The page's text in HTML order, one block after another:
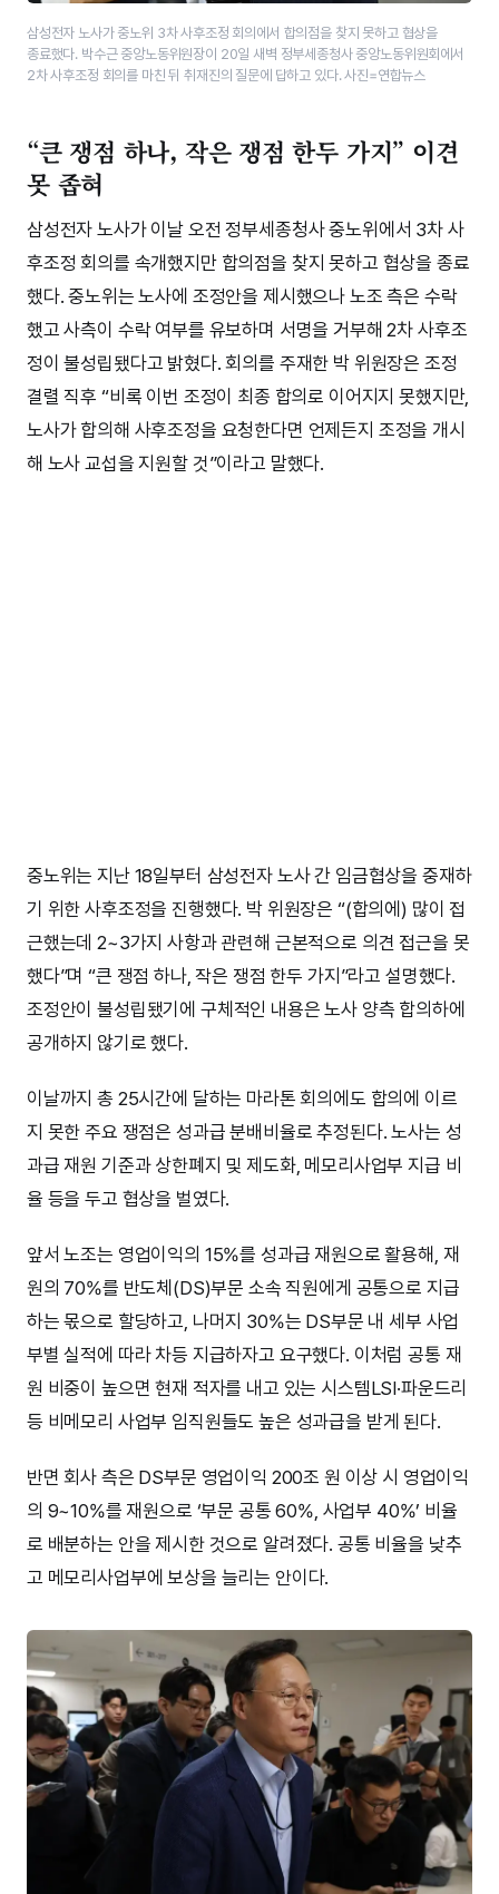
삼성전자 노사가 중노위 3차 사후조정 회의에서 합의점을 찾지 못하고 협상을
종료했다. 박수근 중앙노동위원장이 20일 새벽 정부세종청사 중앙노동위원회에서
2차 사후조정 회의를 마친 뒤 취재진의 질문에 답하고 있다. 사진=연합뉴스
“큰 쟁점 하나, 작은 쟁점 한두 가지” 이견
못 좁혀
삼성전자 노사가 이날 오전 정부세종청사 중노위에서 3차 사
후조정 회의를 속개했지만 합의점을 찾지 못하고 협상을 종료
했다. 중노위는 노사에 조정안을 제시했으나 노조 측은 수락
했고 사측이 수락 여부를 유보하며 서명을 거부해 2차 사후조
정이 불성립됐다고 밝혔다. 회의를 주재한 박 위원장은 조정
결렬 직후 “비록 이번 조정이 최종 합의로 이어지지 못했지만,
노사가 합의해 사후조정을 요청한다면 언제든지 조정을 개시
해 노사 교섭을 지원할 것”이라고 말했다.
중노위는 지난 18일부터 삼성전자 노사 간 임금협상을 중재하
기 위한 사후조정을 진행했다. 박 위원장은 “(합의에) 많이 접
근했는데 2~3가지 사항과 관련해 근본적으로 의견 접근을 못
했다”며 “큰 쟁점 하나, 작은 쟁점 한두 가지”라고 설명했다.
조정안이 불성립됐기에 구체적인 내용은 노사 양측 합의하에
공개하지 않기로 했다.
이날까지 총 25시간에 달하는 마라톤 회의에도 합의에 이르
지 못한 주요 쟁점은 성과급 분배비율로 추정된다. 노사는 성
과급 재원 기준과 상한폐지 및 제도화, 메모리사업부 지급 비
율 등을 두고 협상을 벌였다.
앞서 노조는 영업이익의 15%를 성과급 재원으로 활용해, 재
원의 70%를 반도체(DS)부문 소속 직원에게 공통으로 지급
하는 몫으로 할당하고, 나머지 30%는 DS부문 내 세부 사업
부별 실적에 따라 차등 지급하자고 요구했다. 이처럼 공통 재
원 비중이 높으면 현재 적자를 내고 있는 시스템LSI·파운드리
등 비메모리 사업부 임직원들도 높은 성과급을 받게 된다.
반면 회사 측은 DS부문 영업이익 200조 원 이상 시 영업이익
의 9~10%를 재원으로 ‘부문 공통 60%, 사업부 40%’ 비율
로 배분하는 안을 제시한 것으로 알려졌다. 공통 비율을 낮추
고 메모리사업부에 보상을 늘리는 안이다.